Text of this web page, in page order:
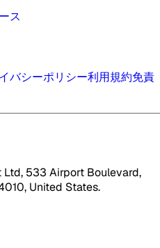
ス
バシーポリシー利用規約免責
533 Airport Boulevard,
United States.